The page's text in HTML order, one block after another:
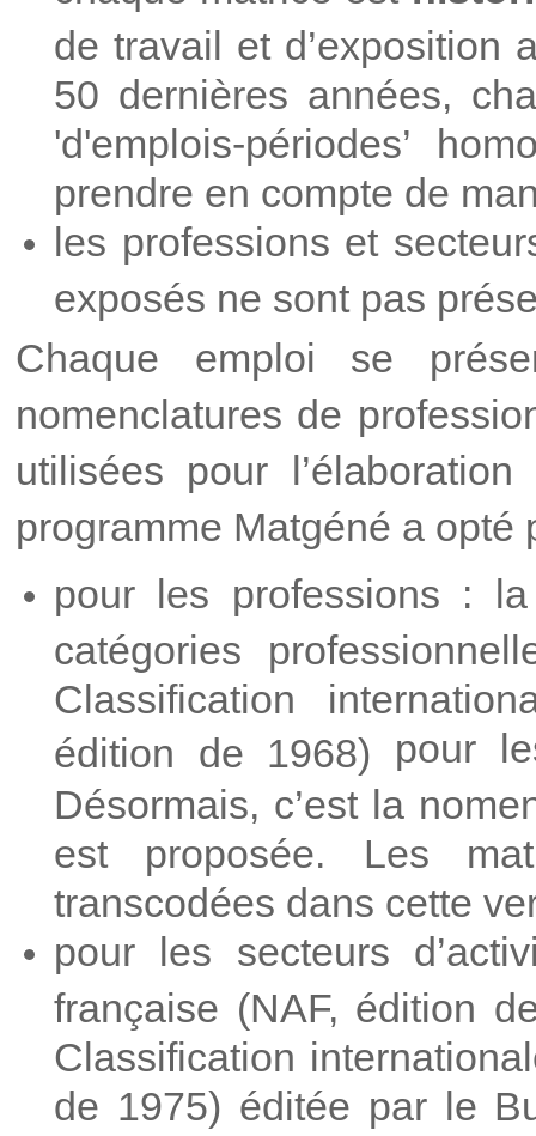
de travail et d’exposition
50 dernières années,
'd'emplois-périodes’
prendre en compte de
les professions et
exposés ne sont pas
Chaque emploi se
nomenclatures de
utilisées pour
programme Matgéné a
pour les professions :
catégories
Classification
édition de 1968) pour
Désormais, c’est la
est proposée. Les
transcodées dans cette
pour les secteurs
française (NAF, édition
Classification
de 1975) éditée par le